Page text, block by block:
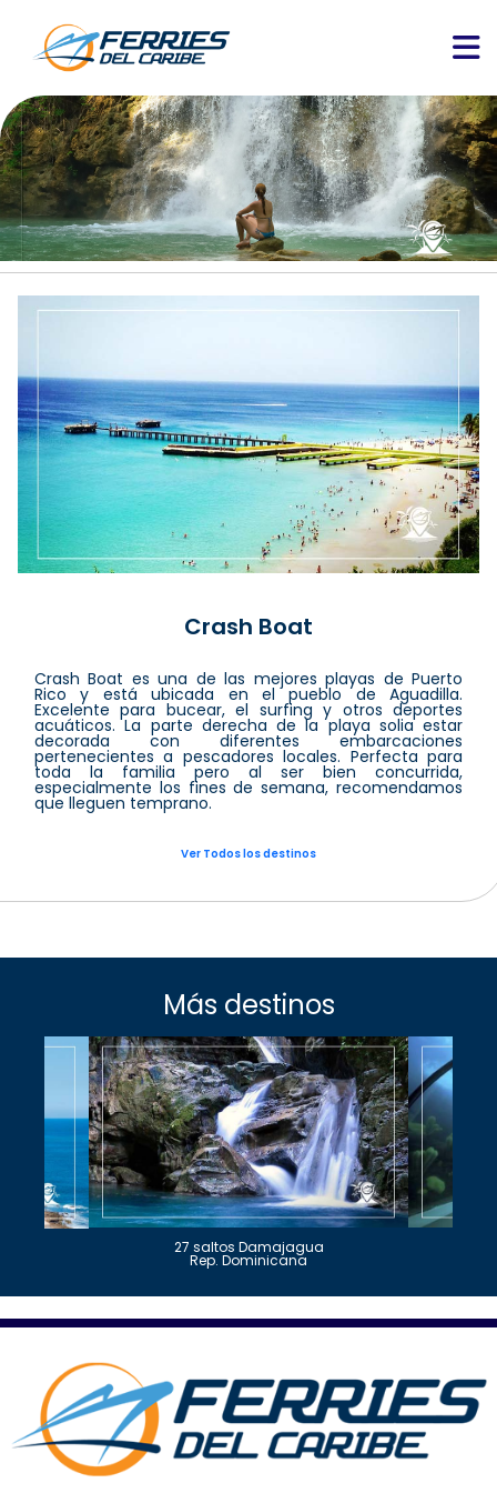
Crash Boat
Crash Boat es una de las mejores playas de Puerto
Rico y está ubicada en el pueblo de Aguadilla.
Excelente para bucear, el surfing y otros deportes
acuáticos. La parte derecha de la playa solia estar
decorada con diferentes embarcaciones
pertenecientes a pescadores locales. Perfecta para
toda la familia pero al ser bien concurrida,
especialmente los fines de semana, recomendamos
que lleguen temprano.
Ver Todos los destinos
Más destinos
27 saltos Damajagua
Rep. Dominicana